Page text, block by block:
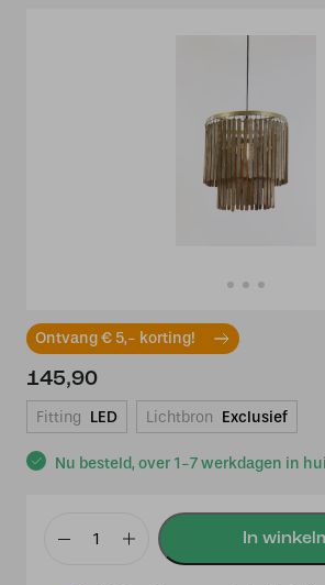
Ontvang € 5,- korting!
Nu besteld, over 1-7 werkdagen in
145,90
Fitting LED Lichtbron Exclusief
Hanglamp